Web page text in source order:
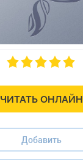
ЧИТАТЬ ОНЛАЙН
Добавить